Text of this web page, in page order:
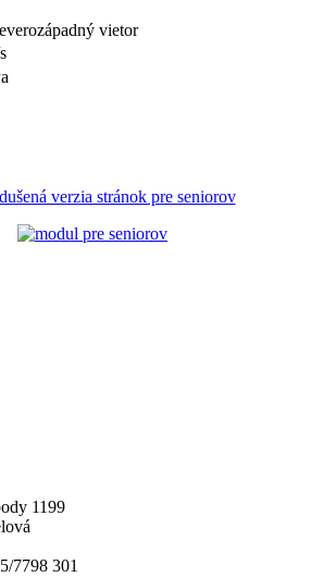
vietor
verzia stránok pre seniorov
1199
7798 301